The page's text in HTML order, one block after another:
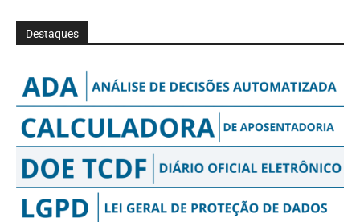
Destaques